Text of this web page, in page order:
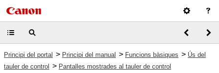
Principi del portal > Principi del manual > Funcions bàsiques > Ús del
tauler de control > Pantalles mostrades al tauler de control